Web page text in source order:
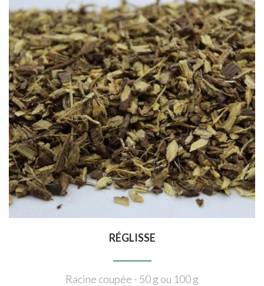
RÉGLISSE
Racine coupée - 50 g ou 100 g